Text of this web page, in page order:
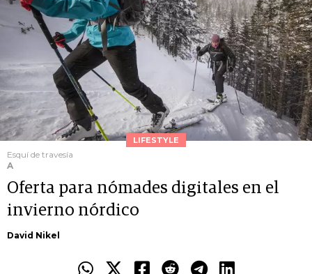
LIFESTYLE
Esquí de travesía
A
Oferta para nómades digitales en el
invierno nórdico
David Nikel